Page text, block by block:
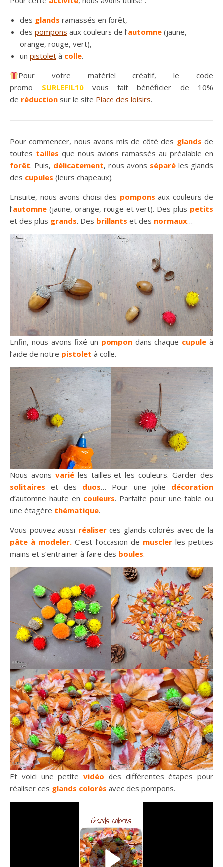
des glands ramassés en forêt,
des pompons aux couleurs de l’automne (jaune,
orange, rouge, vert),
un pistolet à colle.
Pour votre matériel créatif, le code
promo SURLEFIL10
vous fait bénéficier de 10%
de réduction sur le site Place des loisirs.
Pour commencer, nous avons mis de côté des glands de
toutes tailles que nous avions ramassés au préalable en
forêt. Puis, délicatement, nous avons séparé les glands
des cupules (leurs chapeaux).
Ensuite, nous avons choisi des pompons aux couleurs de
l’automne (jaune, orange, rouge et vert). Des plus petits
et des plus grands. Des brillants et des normaux…
Enfin, nous avons fixé un pompon dans chaque cupule à
l’aide de notre pistolet à colle.
Nous avons varié les tailles et les couleurs. Garder des
solitaires
et des duos… Pour une jolie décoration
d’automne haute en couleurs. Parfaite pour une table ou
une étagère thématique.
Vous pouvez aussi réaliser ces glands colorés avec de la
pâte à modeler. C’est l’occasion de muscler les petites
mains et s’entrainer à faire des boules.
Et voici une petite vidéo des différentes étapes pour
réaliser ces glands colorés avec des pompons.